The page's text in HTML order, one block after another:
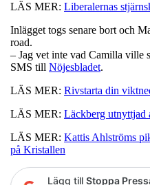
LÄS MER: Liberalernas
Inlägget togs senare bort och
road.
– Jag vet inte vad Camilla ville
SMS till Nöjesbladet.
LÄS MER: Rivstarta din
LÄS MER: Läckberg utnyttjad
LÄS MER: Kattis Ahlströms
på Kristallen
Lägg till Stoppa